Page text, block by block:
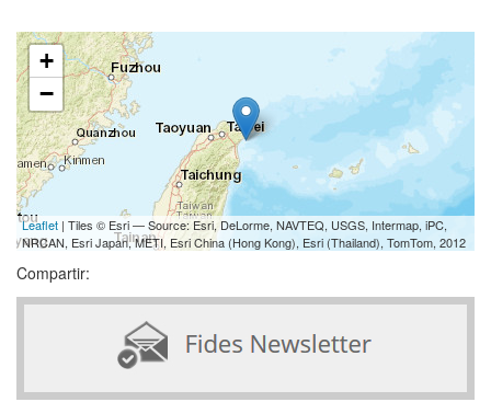
+
−
Leaflet | Tiles © Esri — Source: Esri, DeLorme, NAVTEQ, USGS, Intermap, iPC,
NRCAN, Esri Japan, METI, Esri China (Hong Kong), Esri (Thailand), TomTom, 2012
Compartir: